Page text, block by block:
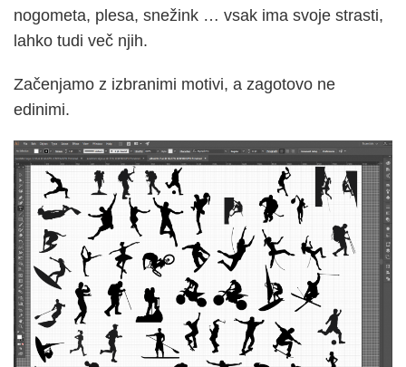
nogometa, plesa, snežink … vsak ima svoje strasti,
lahko tudi več njih.
Začenjamo z izbranimi motivi, a zagotovo ne
edinimi.